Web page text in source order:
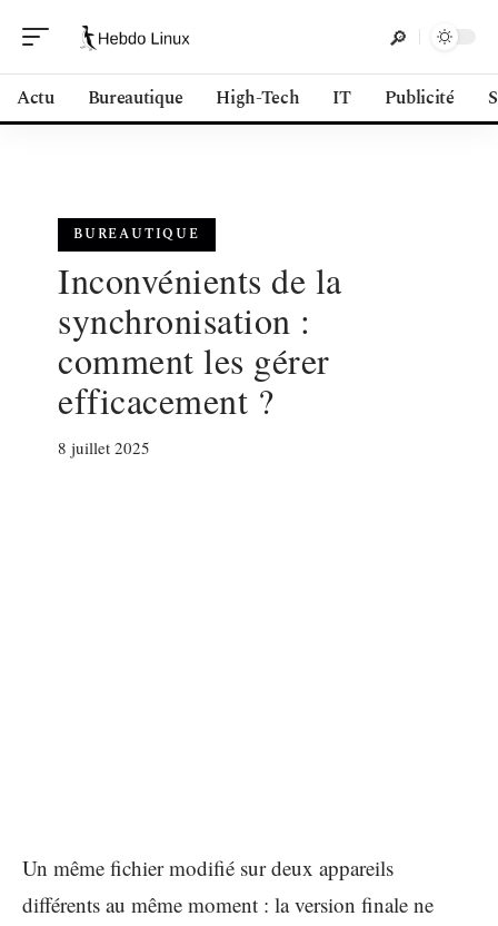
Actu Bureautique High-Tech IT Publicité
BUREAUTIQUE
Inconvénients de la
synchronisation :
comment les gérer
efficacement ?
8 juillet 2025
Un même fichier modifié sur deux appareils
différents au même moment : la version finale ne